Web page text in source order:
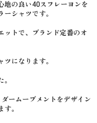
地の良い40スフレーヨンを
シャツです。
ットで、ブランド定番のオ
になります。
ームーブメントをデザイン
。